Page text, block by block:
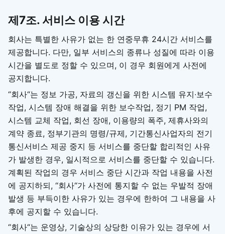
제7조. 서비스 이용 시간
회사는 특별한 사유가 없는 한 연중무휴 24시간 서비스를
제공합니다. 다만, 일부 서비스의 종류나 성질에 따라 이용
시간을 별도로 정할 수 있으며, 이 경우 회원에게 사전에
공지합니다.
“회사“는 정보 가공, 자료의 갱신을 위한 시스템 유지∙보수
작업, 시스템 장애 해결을 위한 보수작업, 정기 PM 작업,
시스템 교체 작업, 회선 장애, 이용량의 폭주, 제휴사와의
계약 종료, 정부기관의 명령/규제, 기간통신사업자의 전기
통신서비스 제공 중지 등 서비스를 중단할 합리적인 사유
가 발생한 경우, 일시적으로 서비스를 중단할 수 있습니다.
계획된 작업의 경우 서비스 중단 시간과 작업 내용을 사전
에 공지하되, “회사“가 사전에 통지할 수 없는 우발적 장애
발생 등 부득이한 사유가 있는 경우에 한하여 그 내용을 사
후에 공지할 수 있습니다.
“회사“는 운영상, 기술상의 상당한 이유가 있는 경우에 서